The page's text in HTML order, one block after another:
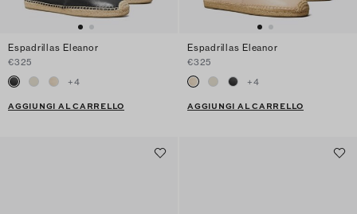
Espadrillas Eleanor
€325
+4
AGGIUNGI AL CARRELLO
Espadrillas Eleanor
€325
+4
AGGIUNGI AL CARRELLO